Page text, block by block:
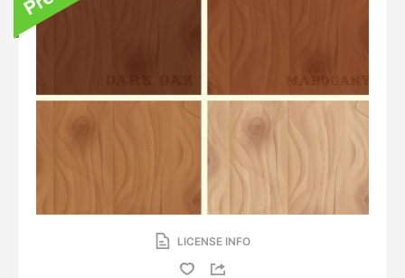
LICENSE INFO